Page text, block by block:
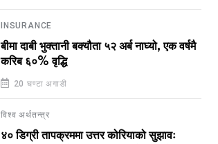
INSURANCE
बीमा दाबी भुक्तानी बक्यौता ५२ अर्ब नाघ्यो, एक वर्षमै
करिब ६०% वृद्धि
20 घण्टा अगाडी
विश्व अर्थतन्त्र
४० डिग्री तापक्रममा उत्तर कोरियाको सुझावः